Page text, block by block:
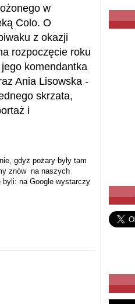
w
Colo. O
z okazji
rozpoczęcie roku
komendantka
Ania Lisowska -
skrzata,
i
gdyż pożary były tam
znów na naszych
na Google wystarczy